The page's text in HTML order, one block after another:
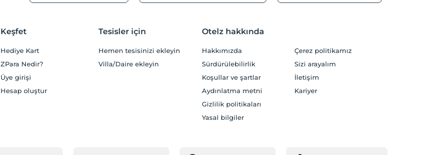
Keşfet
Hediye Kart
ZPara Nedir?
Üye girişi
Hesap oluştur
Tesisler için
Hemen tesisinizi ekleyin
Villa/Daire ekleyin
Otelz hakkında
Hakkımızda
Sürdürülebilirlik
Koşullar ve şartlar
Aydınlatma metni
Gizlilik politikaları
Yasal bilgiler
Çerez politikamız
Sizi arayalım
İletişim
Kariyer